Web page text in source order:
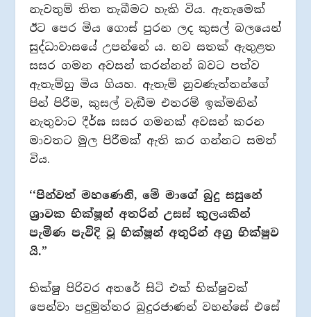
නැවතුම් තිත තැබීමට හැකි විය. ඇතැමෙක්
ඊට පෙර මිය ගොස් පුරන ලද කුසල් බලයෙන්
සුද්ධාවාසයේ උපන්නේ ය. භව සතක් ඇතුළත
සසර ගමන අවසන් කරන්නන් බවට පත්ව
ඇතැම්හු මිය ගියහ. ඇතැම් නුවණැත්තන්ගේ
පින් පිරීම, කුසල් වැඞීම එතරම් ඉක්මනින්
නැතුවාට දීර්ඝ සසර ගමනක් අවසන් කරන
මාවතට මුල පිරීමක් ඇති කර ගන්නට සමත්
විය.
‘‘පින්වත් මහණෙනි, මේ මාගේ බුදු සසුනේ
ශ‍්‍රාවක භික්ෂූන් අතරින් උසස් කුලයකින්
පැමිණ පැවිදි වූ භික්ෂූන් අතුරින් අග‍්‍ර භික්ෂුව
යි.”
භික්ෂු පිරිවර අතරේ සිටි එක් භික්ෂුවක්
පෙන්වා පදුමුත්තර බුදුරජාණන් වහන්සේ එසේ